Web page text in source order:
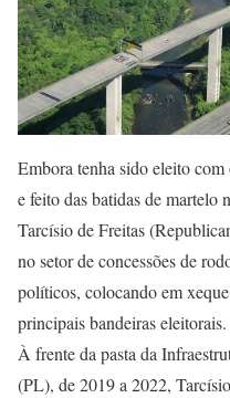
Embora tenha sido eleito
e feito das batidas de martelo
Tarcísio de Freitas
no setor de concessões de
políticos, colocando em
principais bandeiras eleitorais.
À frente da pasta da
(PL), de 2019 a 2022,